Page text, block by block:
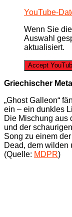
YouTube-
Wenn Sie
Auswahl
aktualisiert.
Accept
Griechischer
„Ghost Galleon“
ein – ein dunkles
Die Mischung aus
und der
Song zu einem
Dead, dem wilden
(Quelle: MDPR)